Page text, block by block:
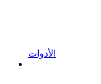
الأدوات